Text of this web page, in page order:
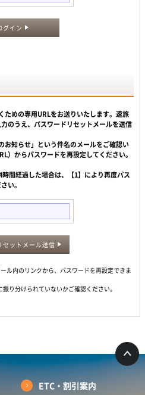
グイン
ための専用URLをお送りいたします。速旅
のうえ、パスワードリセットメールを送信
お知らせ」という件名のメールをご確認い
）からパスワードを再設定してください。
間経過した場合は、【1】により再度パス
い。
セットメール送信
内のリンクから、パスワードを再設定できま
り分けられていないかご確認ください。
ETC・割引案内